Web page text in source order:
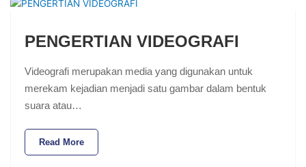
PENGERTIAN VIDEOGRAFI
Videografi merupakan media yang digunakan untuk
merekam kejadian menjadi satu gambar dalam bentuk
suara atau…
Read More